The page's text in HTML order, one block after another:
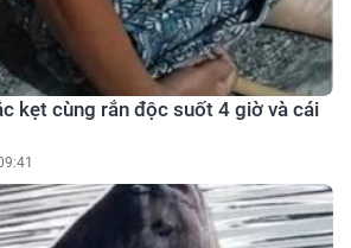
kẹt cùng rắn độc suốt 4 giờ và cái